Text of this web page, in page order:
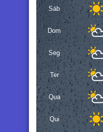
Sáb
Dom
Seg
Ter
Qua
Qui